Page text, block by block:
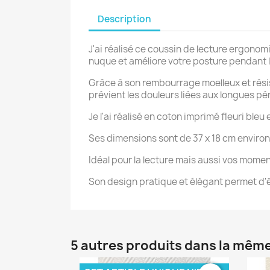
Description
J'ai réalisé ce coussin de lecture
nuque et améliore votre posture
Grâce à son rembourrage moelleux et
prévient les douleurs liées aux longues
Je l'ai réalisé en coton imprimé fleuri
Ses dimensions sont de 37 x 18 cm
Idéal pour la lecture mais aussi vos
Son design pratique et élégant permet
5 autres produits dans la